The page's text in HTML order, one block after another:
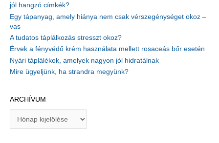
jól hangzó címkék?
Egy tápanyag, amely hiánya nem csak vérszegénységet okoz –
vas
A tudatos táplálkozás stresszt okoz?
Érvek a fényvédő krém használata mellett rosaceás bőr esetén
Nyári táplálékok, amelyek nagyon jól hidratálnak
Mire ügyeljünk, ha strandra megyünk?
ARCHÍVUM